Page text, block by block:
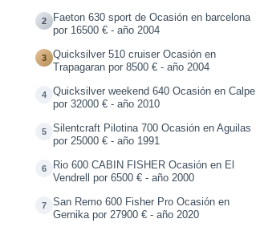
2
Faeton 630 sport de Ocasión en barcelona
por 16500 € - año 2004
3
Quicksilver 510 cruiser Ocasión en
Trapagaran por 8500 € - año 2004
4
Quicksilver weekend 640 Ocasión en Calpe
por 32000 € - año 2010
5
Silentcraft Pilotina 700 Ocasión en Aguilas
por 25000 € - año 1991
6
Rio 600 CABIN FISHER Ocasión en El
Vendrell por 6500 € - año 2000
7
San Remo 600 Fisher Pro Ocasión en
Gernika por 27900 € - año 2020